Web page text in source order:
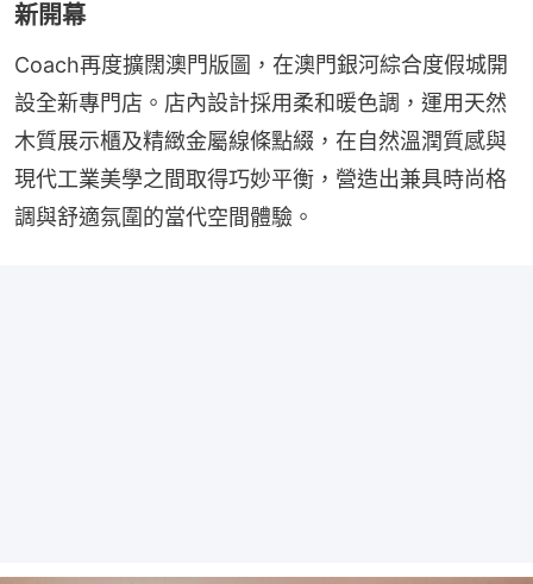
新開幕
Coach再度擴闊澳門版圖，在澳門銀河綜合度假城開
設全新專門店。店內設計採用柔和暖色調，運用天然
木質展示櫃及精緻金屬線條點綴，在自然溫潤質感與
現代工業美學之間取得巧妙平衡，營造出兼具時尚格
調與舒適氛圍的當代空間體驗。